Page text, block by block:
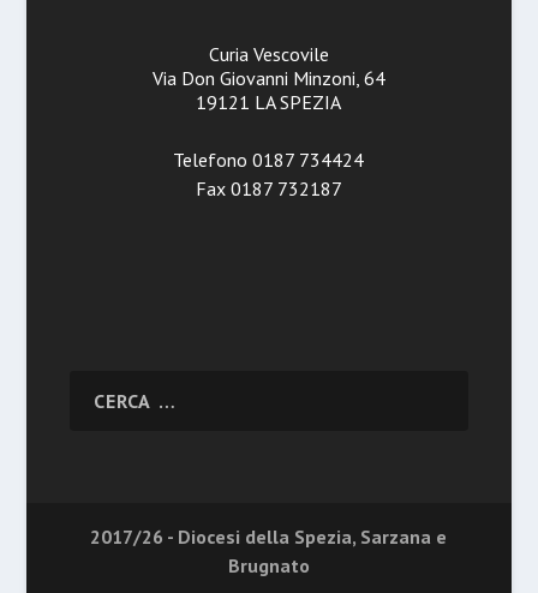
Curia Vescovile
Via Don Giovanni Minzoni, 64
19121 LA SPEZIA
Telefono 0187 734424
Fax 0187 732187
2017/26 - Diocesi della Spezia, Sarzana e
Brugnato